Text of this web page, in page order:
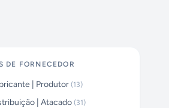
DE FORNECEDOR
| Produtor (13)
| Atacado (31)